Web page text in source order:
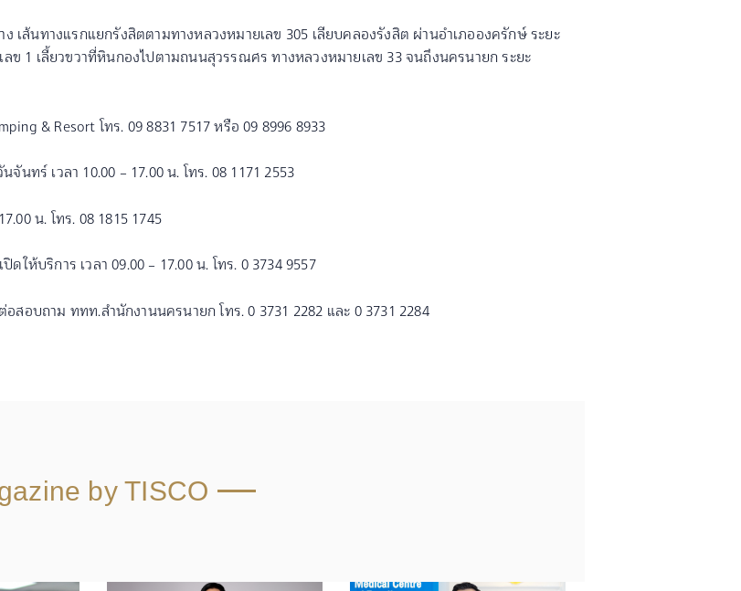
เส้นทางแรกแยกรังสิตตามทางหลวงหมายเลข 305 เลียบคลองรังสิต ผ่านอำเภอองครักษ์ ระยะ
ลข 1 เลี้ยวขวาที่หินกองไปตามถนนสุวรรณศร ทางหลวงหมายเลข 33 จนถึงนครนายก ระยะ
& Resort โทร. 09 8831 7517 หรือ 09 8996 8933
นทร์ เวลา 10.00 – 17.00 น. โทร. 08 1171 2553
น. โทร. 08 1815 1745
ให้บริการ เวลา 09.00 – 17.00 น. โทร. 0 3734 9557
สอบถาม ททท.สำนักงานนครนายก โทร. 0 3731 2282 และ 0 3731 2284
by TISCO